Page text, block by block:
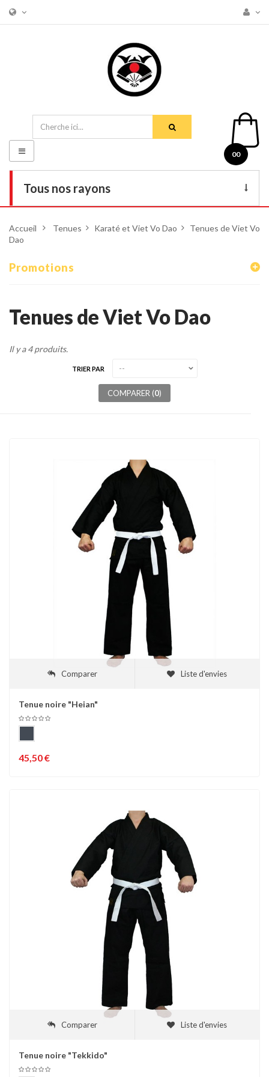
00
Tous nos rayons
Armes
Chaussures
Cible de frappe
Basculer
la
navigation
Accueil > Tenues > Karaté et Viet Vo Dao > Tenues de Viet Vo
Dao
Promotions
Tenues de Viet Vo Dao
Il y a 4 produits.
TRIER PAR
COMPARER (0)
Comparer Liste d'envies
Tenue noire "Heian"
45,50 €
Comparer Liste d'envies
Tenue noire "Tekkido"